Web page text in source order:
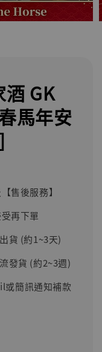
酒 GK
馬年安
售後服務】
再下單
貨 (約1~3天)
發貨 (約2~3週)
或簡訊通知補款